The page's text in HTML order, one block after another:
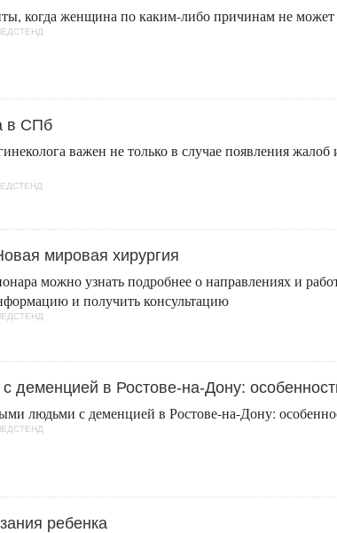
когда женщина по каким-либо причинам не может
в СПб
важен не только в случае появления
мировая хирургия
можно узнать подробнее о направлениях и
и получить консультацию
в Ростове-на-Дону:
людьми с деменцией в Ростове-на-Дону:
ребенка